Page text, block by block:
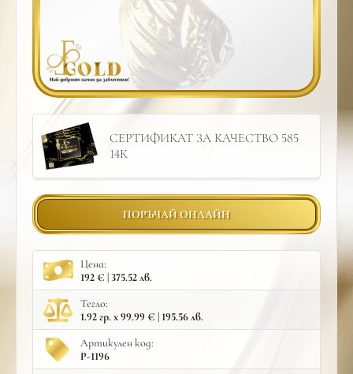
СЕРТИФИКАТ ЗА КАЧЕСТВО 585
14К
ПОРЪЧАЙ ОНЛАЙН
Цена:
192 € | 375.52 лв.
Тегло:
1.92 гр. x 99.99 € | 195.56 лв.
Артикулен код:
Р-1196